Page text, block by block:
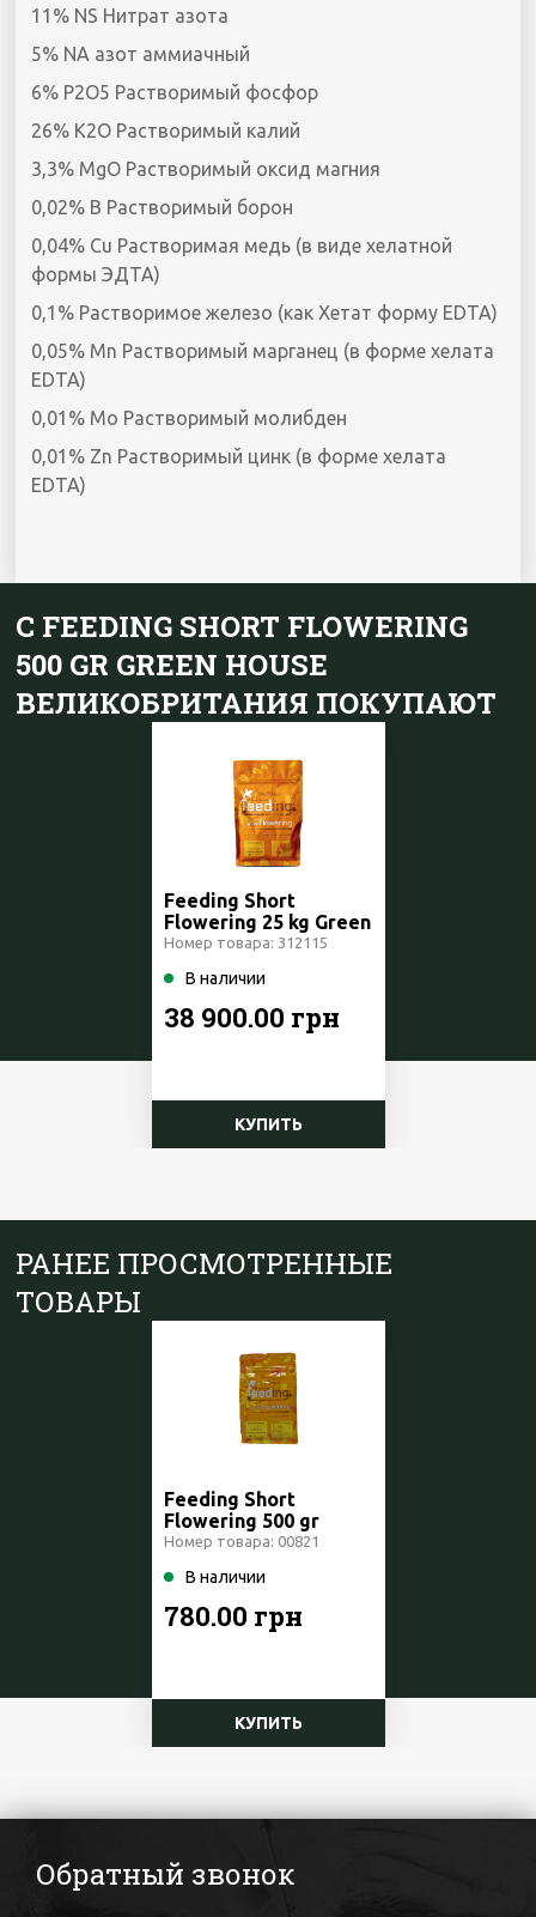
11% NS Нитрат азота
5% NA азот аммиачный
6% P2O5 Растворимый фосфор
26% K2O Растворимый калий
3,3% MgO Растворимый оксид магния
0,02% B Растворимый борон
0,04% Cu Растворимая медь (в виде хелатной
формы ЭДТА)
0,1% Растворимое железо (как Хетат форму EDTA)
0,05% Mn Растворимый марганец (в форме хелата
EDTA)
0,01% Мо Растворимый молибден
0,01% Zn Растворимый цинк (в форме хелата
EDTA)
С FEEDING SHORT FLOWERING
500 GR GREEN HOUSE
ВЕЛИКОБРИТАНИЯ ПОКУПАЮТ
Feeding Short
Flowering 25 kg Green
House
Номер товара: 312115
В наличии
38 900.00 грн
КУПИТЬ
РАНЕЕ ПРОСМОТРЕННЫЕ
ТОВАРЫ
Feeding Short
Flowering 500 gr
Green House
Номер товара: 00821
В наличии
780.00 грн
КУПИТЬ
Обратный звонок